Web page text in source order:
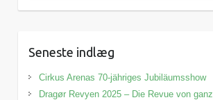
Seneste indlæg
Cirkus Arenas 70-jähriges Jubiläumsshow
Dragør Revyen 2025 – Die Revue von ganz